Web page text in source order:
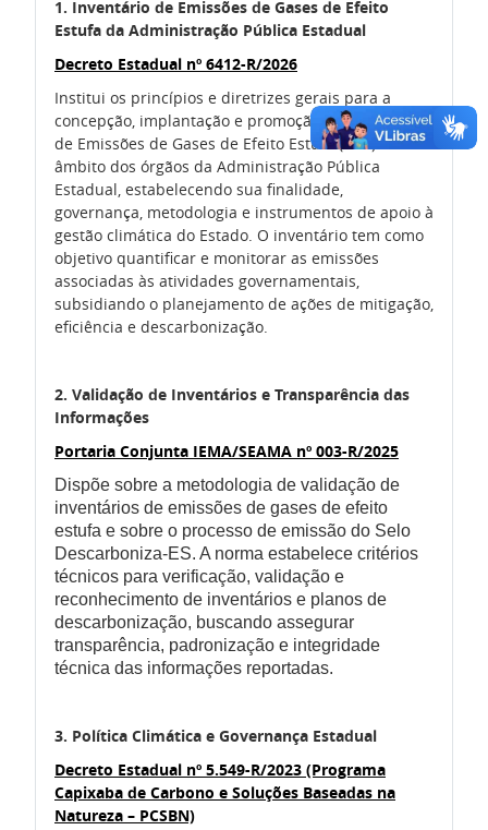
1. Inventário de Emissões de Gases de Efeito
Estufa da Administração Pública Estadual
Decreto Estadual nº 6412-R/2026
Institui os princípios e diretrizes gerais para a
concepção, implantação e promoção do Inventário
de Emissões de Gases de Efeito Estufa (GEE) no
âmbito dos órgãos da Administração Pública
Estadual, estabelecendo sua finalidade,
governança, metodologia e instrumentos de apoio à
gestão climática do Estado. O inventário tem como
objetivo quantificar e monitorar as emissões
associadas às atividades governamentais,
subsidiando o planejamento de ações de mitigação,
eficiência e descarbonização.
2. Validação de Inventários e Transparência das
Informações
Portaria Conjunta IEMA/SEAMA nº 003-R/2025
Dispõe sobre a metodologia de validação de
inventários de emissões de gases de efeito
estufa e sobre o processo de emissão do Selo
Descarboniza-ES. A norma estabelece critérios
técnicos para verificação, validação e
reconhecimento de inventários e planos de
descarbonização, buscando assegurar
transparência, padronização e integridade
técnica das informações reportadas.
3. Política Climática e Governança Estadual
Decreto Estadual nº 5.549-R/2023 (Programa
Capixaba de Carbono e Soluções Baseadas na
Natureza – PCSBN)